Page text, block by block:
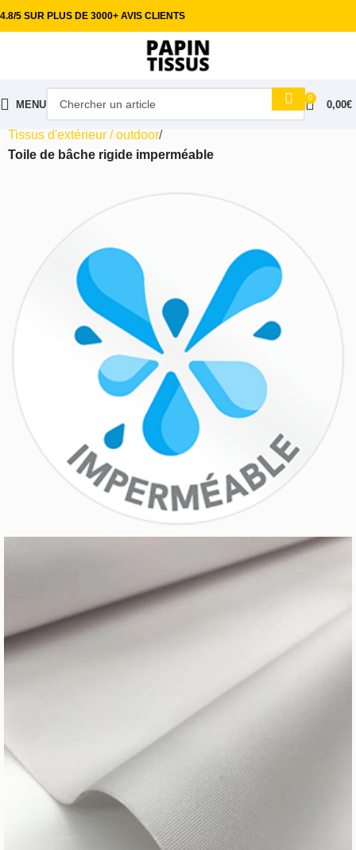
4.8/5 SUR PLUS DE 3000+ AVIS CLIENTS
MENU
0
0,00€
Tissus d'extérieur / outdoor
Toile de bâche rigide imperméable